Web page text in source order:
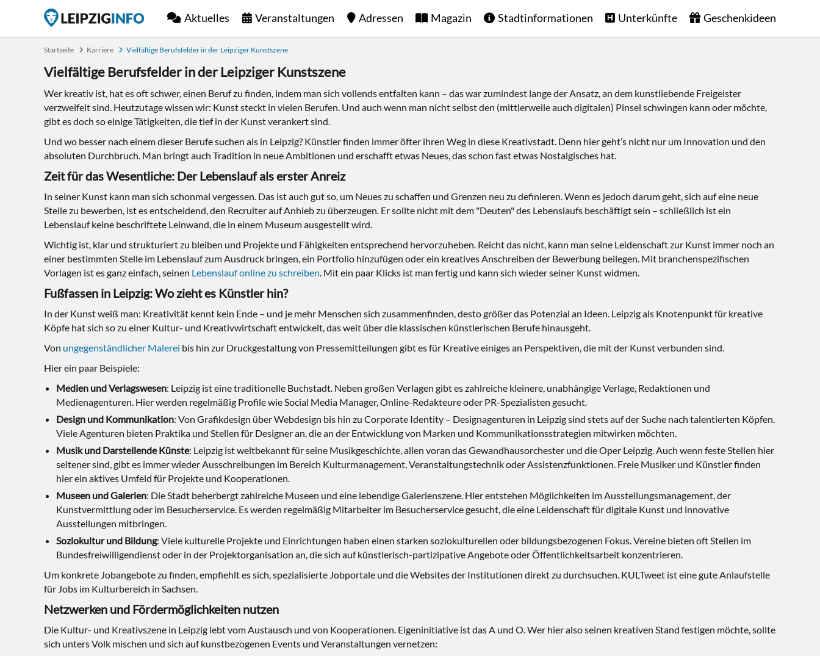
Aktuelles Veranstaltungen Adressen Magazin Stadtinformationen Unterkünfte Geschenkideen
Startseite Karriere Vielfältige Berufsfelder in der Leipziger Kunstszene
Vielfältige Berufsfelder in der Leipziger Kunstszene
Wer kreativ ist, hat es oft schwer, einen Beruf zu finden, indem man sich vollends entfalten kann – das war zumindest lange der Ansatz, an dem kunstliebende Freigeister
verzweifelt sind. Heutzutage wissen wir: Kunst steckt in vielen Berufen. Und auch wenn man nicht selbst den (mittlerweile auch digitalen) Pinsel schwingen kann oder möchte,
gibt es doch so einige Tätigkeiten, die tief in der Kunst verankert sind.
Und wo besser nach einem dieser Berufe suchen als in Leipzig? Künstler finden immer öfter ihren Weg in diese Kreativstadt. Denn hier geht’s nicht nur um Innovation und den
absoluten Durchbruch. Man bringt auch Tradition in neue Ambitionen und erschafft etwas Neues, das schon fast etwas Nostalgisches hat.
Zeit für das Wesentliche: Der Lebenslauf als erster Anreiz
In seiner Kunst kann man sich schonmal vergessen. Das ist auch gut so, um Neues zu schaffen und Grenzen neu zu definieren. Wenn es jedoch darum geht, sich auf eine neue
Stelle zu bewerben, ist es entscheidend, den Recruiter auf Anhieb zu überzeugen. Er sollte nicht mit dem "Deuten" des Lebenslaufs beschäftigt sein – schließlich ist ein
Lebenslauf keine beschriftete Leinwand, die in einem Museum ausgestellt wird.
Wichtig ist, klar und strukturiert zu bleiben und Projekte und Fähigkeiten entsprechend hervorzuheben. Reicht das nicht, kann man seine Leidenschaft zur Kunst immer noch an
einer bestimmten Stelle im Lebenslauf zum Ausdruck bringen, ein Portfolio hinzufügen oder ein kreatives Anschreiben der Bewerbung beilegen. Mit branchenspezifischen
Vorlagen ist es ganz einfach, seinen Lebenslauf online zu schreiben. Mit ein paar Klicks ist man fertig und kann sich wieder seiner Kunst widmen.
Fußfassen in Leipzig: Wo zieht es Künstler hin?
In der Kunst weiß man: Kreativität kennt kein Ende – und je mehr Menschen sich zusammenfinden, desto größer das Potenzial an Ideen. Leipzig als Knotenpunkt für kreative
Köpfe hat sich so zu einer Kultur- und Kreativwirtschaft entwickelt, das weit über die klassischen künstlerischen Berufe hinausgeht.
Von ungegenständlicher Malerei bis hin zur Druckgestaltung von Pressemitteilungen gibt es für Kreative einiges an Perspektiven, die mit der Kunst verbunden sind.
Hier ein paar Beispiele:
Medien und Verlagswesen: Leipzig ist eine traditionelle Buchstadt. Neben großen Verlagen gibt es zahlreiche kleinere, unabhängige Verlage, Redaktionen und
Medienagenturen. Hier werden regelmäßig Profile wie Social Media Manager, Online-Redakteure oder PR-Spezialisten gesucht.
Design und Kommunikation: Von Grafikdesign über Webdesign bis hin zu Corporate Identity – Designagenturen in Leipzig sind stets auf der Suche nach talentierten Köpfen.
Viele Agenturen bieten Praktika und Stellen für Designer an, die an der Entwicklung von Marken und Kommunikationsstrategien mitwirken möchten.
Musik und Darstellende Künste: Leipzig ist weltbekannt für seine Musikgeschichte, allen voran das Gewandhausorchester und die Oper Leipzig. Auch wenn feste Stellen hier
seltener sind, gibt es immer wieder Ausschreibungen im Bereich Kulturmanagement, Veranstaltungstechnik oder Assistenzfunktionen. Freie Musiker und Künstler finden
hier ein aktives Umfeld für Projekte und Kooperationen.
Museen und Galerien: Die Stadt beherbergt zahlreiche Museen und eine lebendige Galerienszene. Hier entstehen Möglichkeiten im Ausstellungsmanagement, der
Kunstvermittlung oder im Besucherservice. Es werden regelmäßig Mitarbeiter im Besucherservice gesucht, die eine Leidenschaft für digitale Kunst und innovative
Ausstellungen mitbringen.
Soziokultur und Bildung: Viele kulturelle Projekte und Einrichtungen haben einen starken soziokulturellen oder bildungsbezogenen Fokus. Vereine bieten oft Stellen im
Bundesfreiwilligendienst oder in der Projektorganisation an, die sich auf künstlerisch-partizipative Angebote oder Öffentlichkeitsarbeit konzentrieren.
Um konkrete Jobangebote zu finden, empfiehlt es sich, spezialisierte Jobportale und die Websites der Institutionen direkt zu durchsuchen. KULTweet ist eine gute Anlaufstelle
für Jobs im Kulturbereich in Sachsen.
Netzwerken und Fördermöglichkeiten nutzen
Die Kultur- und Kreativszene in Leipzig lebt vom Austausch und von Kooperationen. Eigeninitiative ist das A und O. Wer hier also seinen kreativen Stand festigen möchte, sollte
sich unters Volk mischen und sich auf kunstbezogenen Events und Veranstaltungen vernetzen: